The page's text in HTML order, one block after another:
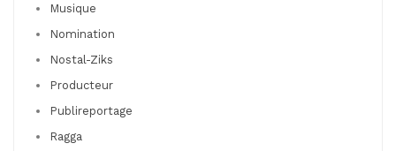
Musique
Nomination
Nostal-Ziks
Producteur
Publireportage
Ragga